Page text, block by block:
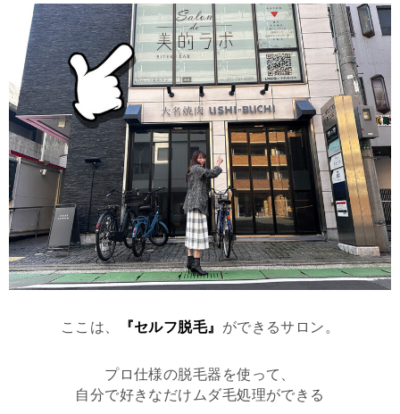
ここは、 『セルフ脱毛』 ができるサロン。
プロ仕様の脱毛器を使って、
自分で好きなだけムダ毛処理ができる